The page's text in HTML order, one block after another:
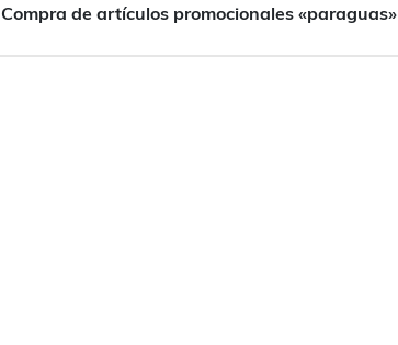
Compra de artículos promocionales «paraguas»